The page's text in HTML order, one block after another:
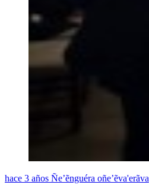
hace 3 años Ñe’ẽnguéra oñe’ẽva'erãva